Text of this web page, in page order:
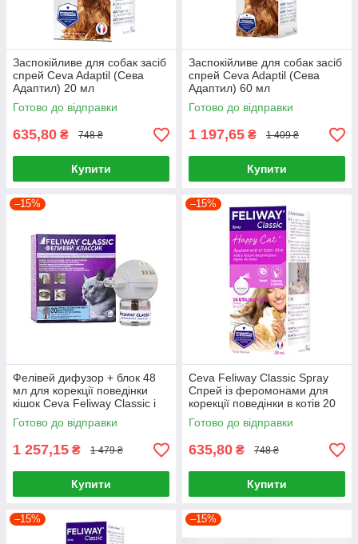
Заспокійливе для собак засіб
спрей Ceva Adaptil (Сева
Адаптил) 20 мл
Готово до відправки
635,80 ₴ 748 ₴
Купити
Заспокійливе для собак засіб
спрей Ceva Adaptil (Сева
Адаптил) 60 мл
Готово до відправки
1 197,65 ₴ 1 409 ₴
Купити
–15%
Фелівей дифузор + блок 48
мл для корекції поведінки
кішок Ceva Feliway Classic і
флакон із феромонами
Готово до відправки
1 257,15 ₴ 1 479 ₴
Купити
–15%
Ceva Feliway Classic Spray
Спрей із феромонами для
корекції поведінки в котів 20
мл
Готово до відправки
635,80 ₴ 748 ₴
Купити
–15% –15%